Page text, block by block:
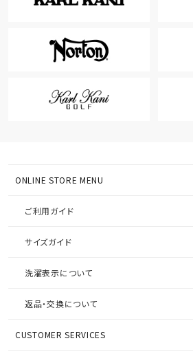
ONLINE STORE MENU
ご利用ガイド
サイズガイド
洗濯表示について
返品・交換について
CUSTOMER SERVICES